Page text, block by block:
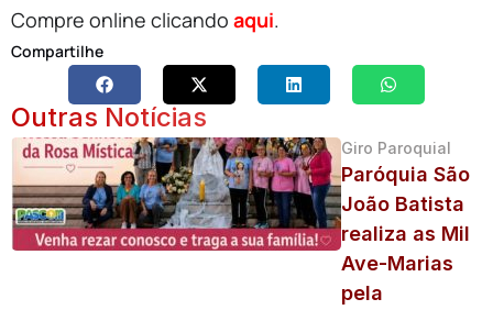
Compre online clicando aqui.
Compartilhe
Outras Notícias
Giro Paroquial
Paróquia São
João Batista
realiza as Mil
Ave-Marias
pela